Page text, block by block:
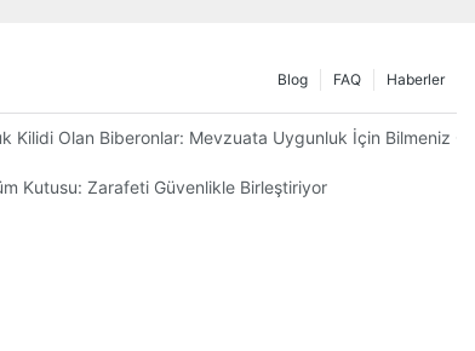
Haberler
FAQ
Blog
Kilidi Olan Biberonlar: Mevzuata Uygunluk İçin Bilmeniz
Kutusu: Zarafeti Güvenlikle Birleştiriyor